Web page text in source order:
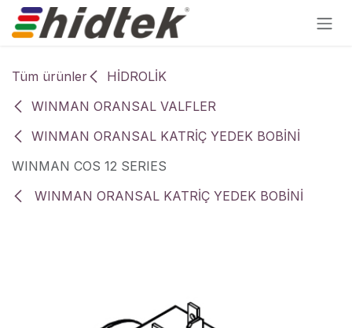
İçereği Atla
Tüm ürünler
HİDROLİK
WINMAN ORANSAL VALFLER
WINMAN ORANSAL KATRİÇ YEDEK BOBİNİ
WINMAN COS 12 SERIES
WINMAN ORANSAL KATRİÇ YEDEK BOBİNİ